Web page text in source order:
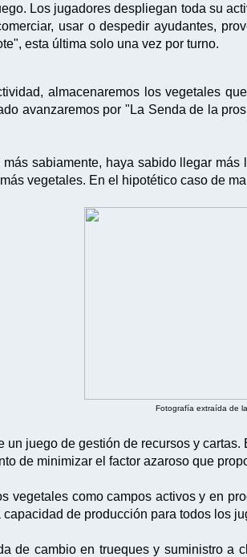
Los jugadores despliegan toda su
usar o despedir ayudantes,
esta última solo una vez por turno.
almacenaremos los vegetales
avanzaremos por "La Senda de la
sabiamente, haya sabido llegar
vegetales. En el hipotético caso de
Fotografía extraída de
un juego de gestión de recursos y
de minimizar el factor azaroso que
vegetales como campos activos y en
de producción para todos los
de cambio en trueques y suministro